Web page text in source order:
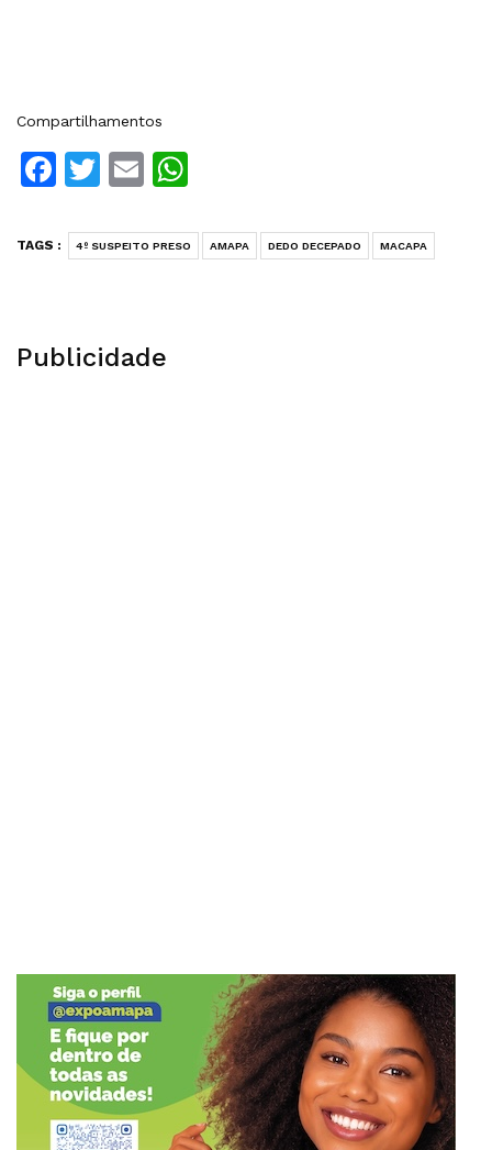
Compartilhamentos
Facebook
Twitter
Email
TAGS : 4º SUSPEITO PRESO AMAPA DEDO DECEPADO MACAPA
Publicidade